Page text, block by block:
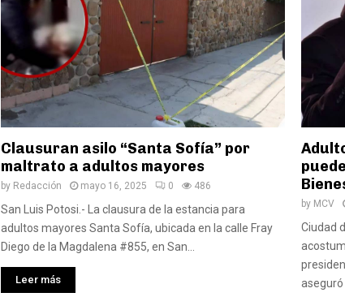
Clausuran asilo “Santa Sofía” por
maltrato a adultos mayores
by Redacción mayo 16, 2025 0 486
San Luis Potosi.- La clausura de la estancia para
adultos mayores Santa Sofía, ubicada en la calle Fray
Diego de la Magdalena #855, en San...
Leer más
by MCV
Ciudad
aseguró